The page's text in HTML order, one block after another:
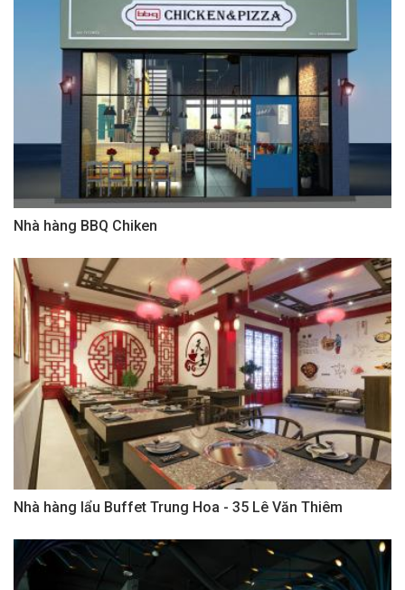
Nhà hàng BBQ Chiken
Nhà hàng lẩu Buffet Trung Hoa - 35 Lê Văn Thiêm